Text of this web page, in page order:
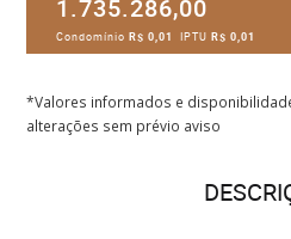
1.735.286,00
CondomínioR$ 0,01 IPTUR$ 0,01
*Valores informados e
alterações sem prévio aviso